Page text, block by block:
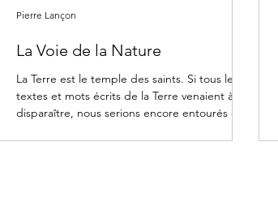
La Voie de la Nature
La Terre est le temple des saints. Si tous les
textes et mots écrits de la Terre venaient à
disparaître, nous serions encore entourés et...
Pierre Lançon